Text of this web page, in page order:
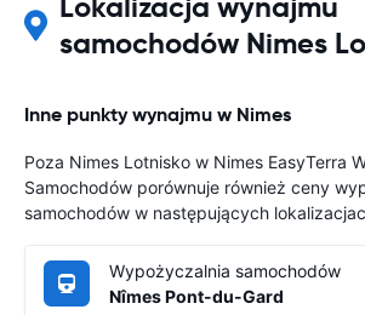
samochodów Nimes
Inne punkty wynajmu w Nimes
Poza Nimes Lotnisko w Nimes EasyTerra
Samochodów porównuje również ceny
samochodów w następujących
Wypożyczalnia samochodów
Nîmes Pont-du-Gard